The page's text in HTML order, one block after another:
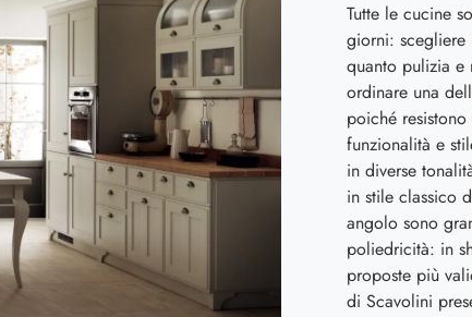
Tutte le cucine
giorni:
quanto pulizia e
ordinare una
poiché
funzionalità e
in diverse
in stile classico
angolo sono
poliedricità: in
proposte più
di Scavolini